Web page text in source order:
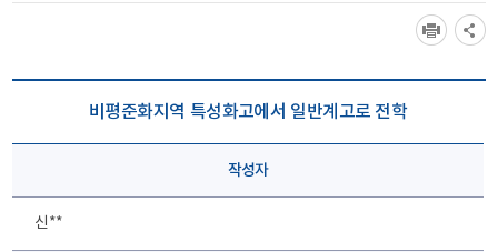
비평준화지역 특성화고에서 일반계고로 전학
작성자
신**